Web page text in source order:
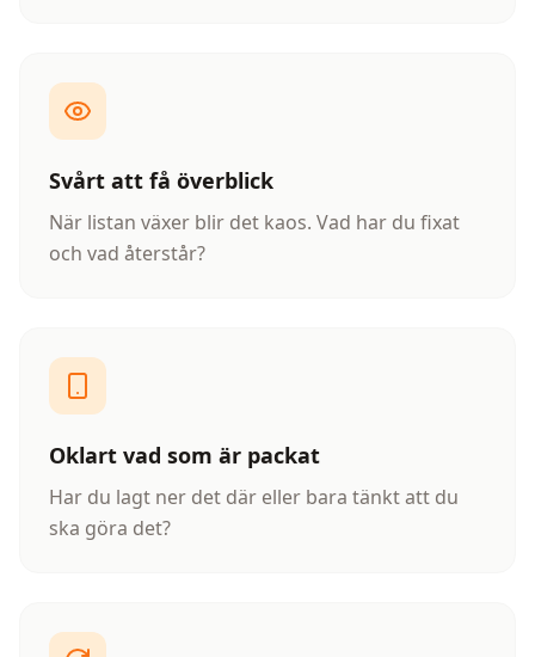
Svårt att få överblick
När listan växer blir det kaos. Vad har du fixat
och vad återstår?
Oklart vad som är packat
Har du lagt ner det där eller bara tänkt att du
ska göra det?